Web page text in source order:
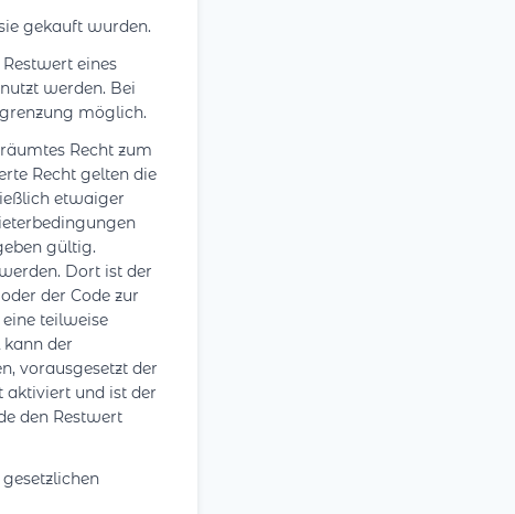
gekauft wurden.
eines
werden. Bei
möglich.
Recht zum
Recht gelten die
etwaiger
gültig.
Dort ist der
der Code zur
teilweise
der
vorausgesetzt der
aktiviert und ist der
den Restwert